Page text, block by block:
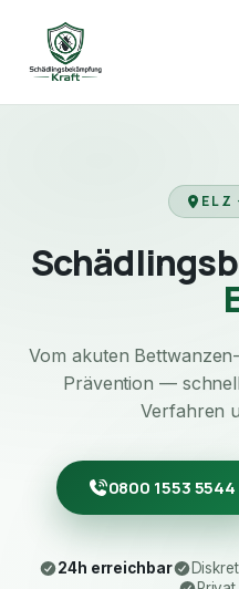
ELZ
Vom akuten
Prävention —
Verfahren
0800 1553 5544
24h erreichbar